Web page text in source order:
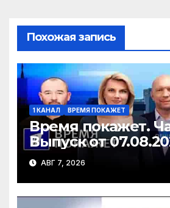
s
s
ni
ki
т
ь
Похожая запись
1 КАНАЛ ВРЕМЯ ПОКАЖЕТ
Время покажет.
Выпуск от
АВГ 7, 2026